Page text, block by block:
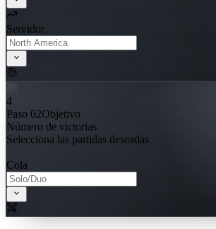
Servidor
4
Paso 02Objetivo
Número de victorias
Selecciona las partidas deseadas
Cola